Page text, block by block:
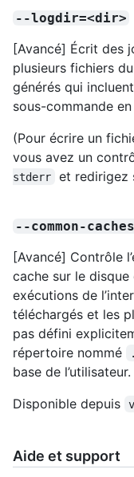
--logdir=<dir>
[Avancé] Écrit des
plusieurs fichiers
générés qui
sous-commande
(Pour écrire un
vous avez un
stderr
et redirigez
--common-
[Avancé] Contrôle
cache sur le
exécutions de
téléchargés et les
pas défini
répertoire nommé
base de
Disponible depuis
Aide et support